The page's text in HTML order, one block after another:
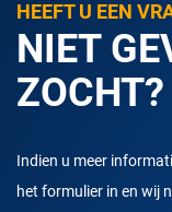
HEEFT U EEN
NIET
ZOCHT?
Indien u meer
het formulier in en wij